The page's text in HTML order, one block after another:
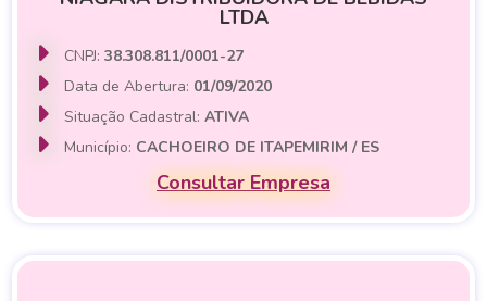
LTDA
CNPJ:38.308.811/0001-27
Data de Abertura: 01/09/2020
Situação Cadastral:ATIVA
Município: CACHOEIRO DE ITAPEMIRIM / ES
Consultar Empresa